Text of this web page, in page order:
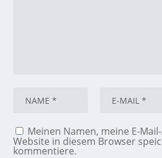
Meinen Namen, meine E-
Website in diesem Browser
kommentiere.